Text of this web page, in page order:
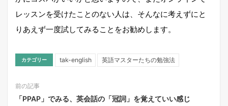
レッスンを受けたことのない人は、そんなに考えずにと
りあえず一度試してみることをお勧めします。
カテゴリー tak-english 英語マスターたちの勉強法
前の記事
「PPAP」でみる、英会話の「冠詞」を覚えていい感じ